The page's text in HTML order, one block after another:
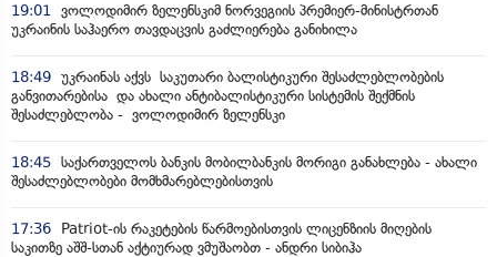
19:01
ვოლოდიმირ ზელენსკიმ ნორვეგიის პრემიერ-მინისტრთან
უკრაინის საჰაერო თავდაცვის გაძლიერება განიხილა
18:49 უკრაინას აქვს საკუთარი ბალისტიკური შესაძლებლობების
განვითარებისა და ახალი ანტიბალისტიკური სისტემის შექმნის
შესაძლებლობა - ვოლოდიმირ ზელენსკი
18:45 საქართველოს ბანკის მობილბანკის მორიგი განახლება - ახალი
შესაძლებლობები მომხმარებლებისთვის
17:36
Patriot-ის რაკეტების წარმოებისთვის ლიცენზიის მიღების
საკითზე აშშ-სთან აქტიურად ვმუშაობთ - ანდრი სიბიჰა